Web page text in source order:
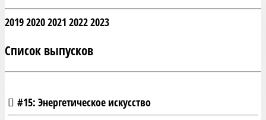
201920202021 20222023
Список выпусков
#15: Энергетическое искусство